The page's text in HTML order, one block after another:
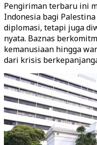
Pengiriman terbaru ini
Indonesia bagi
diplomasi, tetapi juga
nyata. Baznas
kemanusiaan hingga
dari krisis